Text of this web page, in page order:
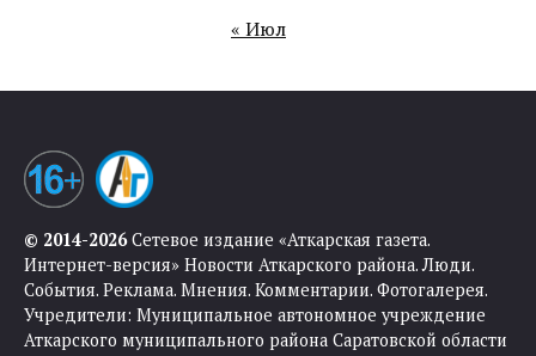
« Июл
© 2014-2026Сетевое издание «Аткарская газета.
Интернет-версия» Новости Аткарского района. Люди.
События. Реклама. Мнения. Комментарии. Фотогалерея.
Учредители: Муниципальное автономное учреждение
Аткарского муниципального района Саратовской области